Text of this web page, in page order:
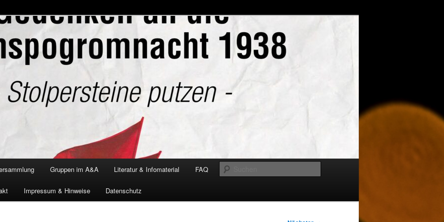
Gruppen im A&A Literatur & Infomaterial FAQ
Impressum & Hinweise Datenschutz